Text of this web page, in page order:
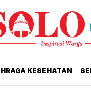
KESEHATAN